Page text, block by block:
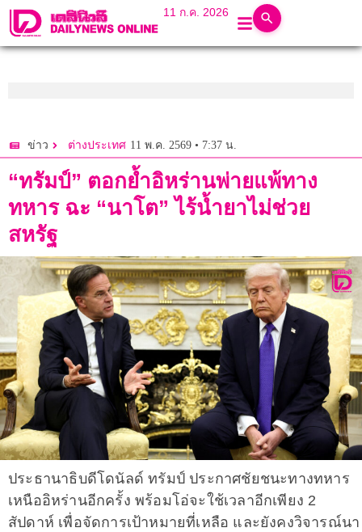
11 ก.ค. 2026
ข่าว ต่างประเทศ 11 พ.ค. 2569 • 7:37 น.
“ทรัมป์” ตอกย้ำอิหร่านพ่ายแพ้ทาง
ทหาร ฉะ “นาโต” ไร้น้ำยาไม่ช่วย
สหรัฐ
ประธานาธิบดีโดนัลด์ ทรัมป์ ประกาศชัยชนะทางทหาร
เหนืออิหร่านอีกครั้ง พร้อมโอ่จะใช้เวลาอีกเพียง 2
สัปดาห์ เพื่อจัดการเป้าหมายที่เหลือ และยังคงวิจารณ์นา